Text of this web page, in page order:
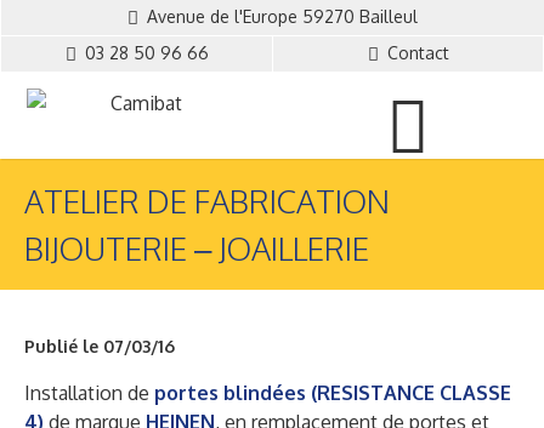
Avenue de l'Europe 59270 Bailleul
03 28 50 96 66
Contact
ATELIER DE FABRICATION
BIJOUTERIE – JOAILLERIE
Publié le 07/03/16
Installation de portes blindées (RESISTANCE CLASSE
4) de marque HEINEN, en remplacement de portes et